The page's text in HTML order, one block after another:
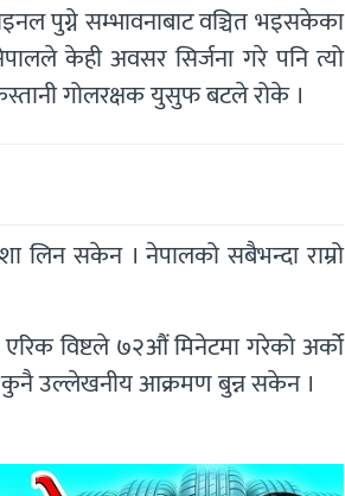
पुग्ने सम्भावनाबाट वञ्चित भइसकेका
केही अवसर सिर्जना गरे पनि त्यो
गोलरक्षक युसुफ बटले रोके ।
लिन सकेन । नेपालको सबैभन्दा राम्रो
विष्टले ७२औं मिनेटमा गरेको अर्को
कुनै उल्लेखनीय आक्रमण बुन्न सकेन ।